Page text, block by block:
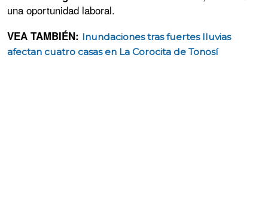
una oportunidad laboral.
VEA TAMBIÉN: Inundaciones tras fuertes lluvias
afectan cuatro casas en La Corocita de Tonosí